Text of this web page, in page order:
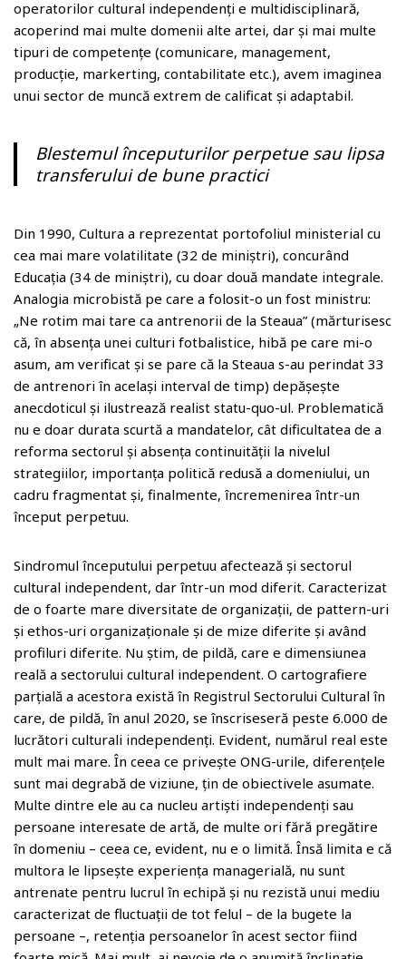
operatorilor cultural independenți e multidisciplinară,
acoperind mai multe domenii alte artei, dar și mai multe
tipuri de competențe (comunicare, management,
producție, markerting, contabilitate etc.), avem imaginea
unui sector de muncă extrem de calificat și adaptabil.
Blestemul începuturilor perpetue sau lipsa
transferului de bune practici
Din 1990, Cultura a reprezentat portofoliul ministerial cu
cea mai mare volatilitate (32 de miniștri), concurând
Educația (34 de miniștri), cu doar două mandate integrale.
Analogia microbistă pe care a folosit-o un fost ministru:
„Ne rotim mai tare ca antrenorii de la Steaua” (mărturisesc
că, în absența unei culturi fotbalistice, hibă pe care mi-o
asum, am verificat și se pare că la Steaua s-au perindat 33
de antrenori în același interval de timp) depășește
anecdoticul și ilustrează realist statu-quo-ul. Problematică
nu e doar durata scurtă a mandatelor, cât dificultatea de a
reforma sectorul și absența continuității la nivelul
strategiilor, importanța politică redusă a domeniului, un
cadru fragmentat și, finalmente, încremenirea într-un
început perpetuu.
Sindromul începutului perpetuu afectează și sectorul
cultural independent, dar într-un mod diferit. Caracterizat
de o foarte mare diversitate de organizații, de pattern-uri
și ethos-uri organizaționale și de mize diferite și având
profiluri diferite. Nu știm, de pildă, care e dimensiunea
reală a sectorului cultural independent. O cartografiere
parțială a acestora există în Registrul Sectorului Cultural în
care, de pildă, în anul 2020, se înscriseseră peste 6.000 de
lucrători culturali independenți. Evident, numărul real este
mult mai mare. În ceea ce privește ONG-urile, diferențele
sunt mai degrabă de viziune, țin de obiectivele asumate.
Multe dintre ele au ca nucleu artiști independenți sau
persoane interesate de artă, de multe ori fără pregătire
în domeniu – ceea ce, evident, nu e o limită. Însă limita e că
multora le lipsește experiența managerială, nu sunt
antrenate pentru lucrul în echipă și nu rezistă unui mediu
caracterizat de fluctuații de tot felul – de la bugete la
persoane –, retenția persoanelor în acest sector fiind